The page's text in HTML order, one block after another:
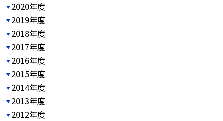
2020年度
2019年度
2018年度
2017年度
2016年度
2015年度
2014年度
2013年度
2012年度